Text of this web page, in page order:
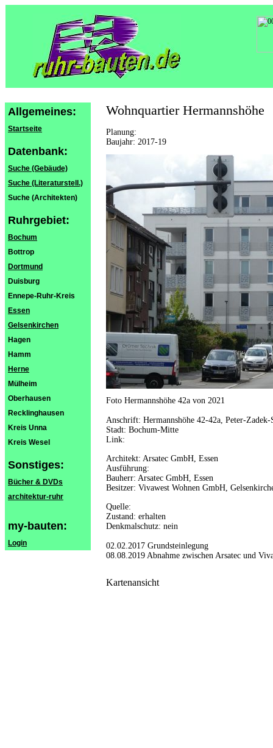
Allgemeines:
Startseite
Datenbank:
Suche (Gebäude)
Suche (Literaturstell.)
Suche (Architekten)
Ruhrgebiet:
Bochum
Bottrop
Dortmund
Duisburg
Ennepe-Ruhr-Kreis
Essen
Gelsenkirchen
Hagen
Hamm
Herne
Mülheim
Oberhausen
Recklinghausen
Kreis Unna
Kreis Wesel
Sonstiges:
Bücher & DVDs
architektur-ruhr
my-bauten:
Login
Wohnquartier Hermannshöhe
Planung:
Baujahr: 2017-19
Foto Hermannshöhe 42a von 2021
Anschrift: Hermannshöhe 42-42a, Peter-Zadek-
Stadt: Bochum-Mitte
Link:
Architekt: Arsatec GmbH, Essen
Ausführung:
Bauherr: Arsatec GmbH, Essen
Besitzer: Vivawest Wohnen GmbH,
Quelle:
Zustand: erhalten
Denkmalschutz: nein
02.02.2017 Grundsteinlegung
08.08.2019 Abnahme zwischen Arsatec und
Kartenansicht